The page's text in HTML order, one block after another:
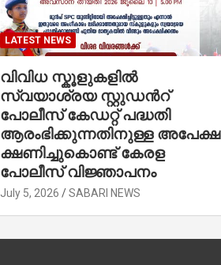
LATEST NEWS
വിവിധ സ്കൂളുകളില്‍
സ്വയാശ്രയ സ്റ്റുഡന്‍റ്
പോലീസ് കേഡറ്റ് പദ്ധതി
ആരംഭിക്കുന്നതിനുള്ള അപേക്ഷ
ക്ഷണിച്ചുകൊണ്ട് കേരള
പോലീസ് വിജ്ഞാപനം
July 5, 2026 SABARI NEWS